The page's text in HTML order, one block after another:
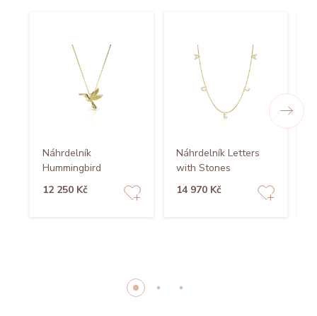
Náhrdelník
Hummingbird
12 250 Kč
Náhrdelník Letters
with Stones
14 970 Kč